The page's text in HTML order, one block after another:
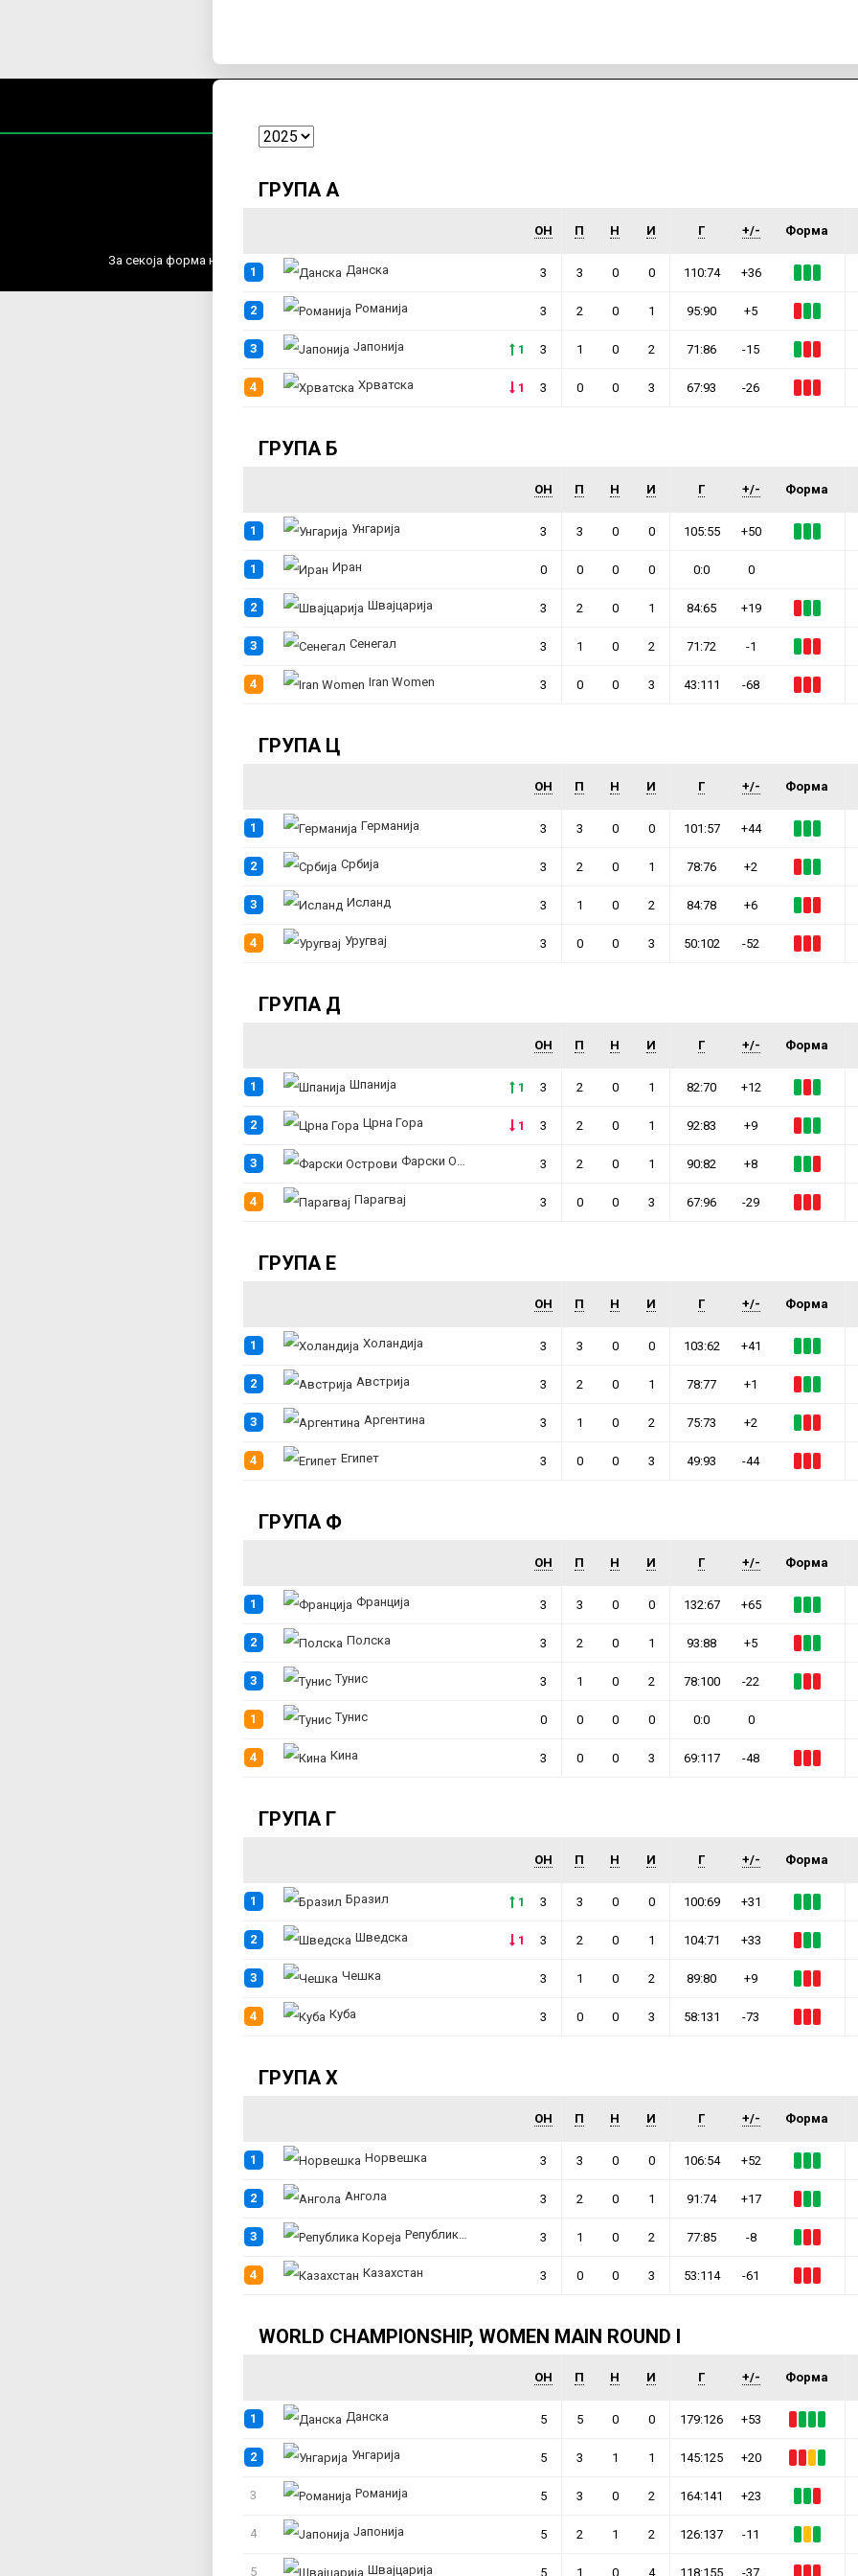
ГРУПА А
ОН П Н И Г +/- Форма
1 Данска 3 3 0 0 110:74 +36
2 Романија 3 2 0 1 95:90 +5
3 Јапонија 1 3 1 0 2 71:86 -15
4 Хрватска 1 3 0 0 3 67:93 -26
ГРУПА Б
ОН П Н И Г +/- Форма
1 Унгарија 3 3 0 0 105:55 +50
1 Иран 0 0 0 0 0:0 0
2 Швајцарија 3 2 0 1 84:65 +19
3 Сенегал 3 1 0 2 71:72 -1
4 Iran Women 3 0 0 3 43:111 -68
ГРУПА Ц
ОН П Н И Г +/- Форма
1 Германија 3 3 0 0 101:57 +44
2 Србија 3 2 0 1 78:76 +2
3 Исланд 3 1 0 2 84:78 +6
4 Уругвај 3 0 0 3 50:102 -52
ГРУПА Д
ОН П Н И Г +/- Форма
1 Шпанија 1 3 2 0 1 82:70 +12
2 Црна Гора 1 3 2 0 1 92:83 +9
3 Фарски Острови 3 2 0 1 90:82 +8
4 Парагвај 3 0 0 3 67:96 -29
ГРУПА Е
ОН П Н И Г +/- Форма
1 Холандија 3 3 0 0 103:62 +41
2 Австрија 3 2 0 1 78:77 +1
3 Аргентина 3 1 0 2 75:73 +2
4 Египет 3 0 0 3 49:93 -44
ГРУПА Ф
ОН П Н И Г +/- Форма
1 Франција 3 3 0 0 132:67 +65
2 Полска 3 2 0 1 93:88 +5
3 Тунис 3 1 0 2 78:100 -22
1 Тунис 0 0 0 0 0:0 0
4 Кина 3 0 0 3 69:117 -48
ГРУПА Г
ОН П Н И Г +/- Форма
1 Бразил 1 3 3 0 0 100:69 +31
2 Шведска 1 3 2 0 1 104:71 +33
3 Чешка 3 1 0 2 89:80 +9
4 Куба 3 0 0 3 58:131 -73
ГРУПА Х
ОН П Н И Г +/- Форма
1 Норвешка 3 3 0 0 106:54 +52
2 Ангола 3 2 0 1 91:74 +17
3 Република Кореја 3 1 0 2 77:85 -8
4 Казахстан 3 0 0 3 53:114 -61
WORLD CHAMPIONSHIP, WOMEN MAIN ROUND I
ОН П Н И Г +/- Форма
1 Данска 5 5 0 0 179:126 +53
2 Унгарија 5 3 1 1 145:125 +20
3 Романија 5 3 0 2 164:141 +23
4 Јапонија 5 2 1 2 126:137 -11
5 Швајцарија 5 1 0 4 118:155 -37
Содржините на Gol.mk се заштитени со Законот за авторското право и
За секоја форма на распространување, репродукција или комерцијална употреба на текстови, фотографии или податоци од